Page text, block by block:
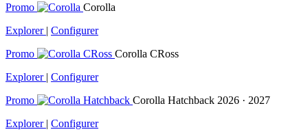
Promo
Corolla
Explorer | Configurer
Promo
Corolla CRoss
Explorer | Configurer
Promo
Corolla Hatchback 2026 · 2027
Explorer | Configurer